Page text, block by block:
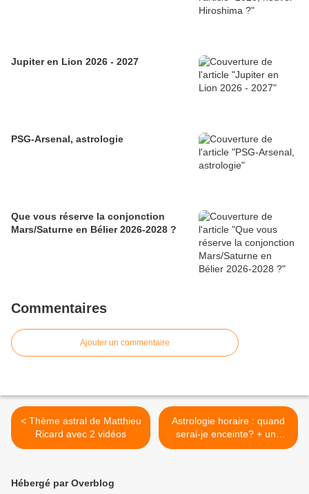
Jupiter en Lion 2026 - 2027
PSG-Arsenal, astrologie
Que vous réserve la conjonction
Mars/Saturne en Bélier 2026-2028 ?
Commentaires
Ajouter un commentaire
< Thème astral de Matthieu
Ricard avec 2 vidéos
Astrologie horaire : quand
serai-je enceinte? + une
vidéo >
Hébergé par Overblog